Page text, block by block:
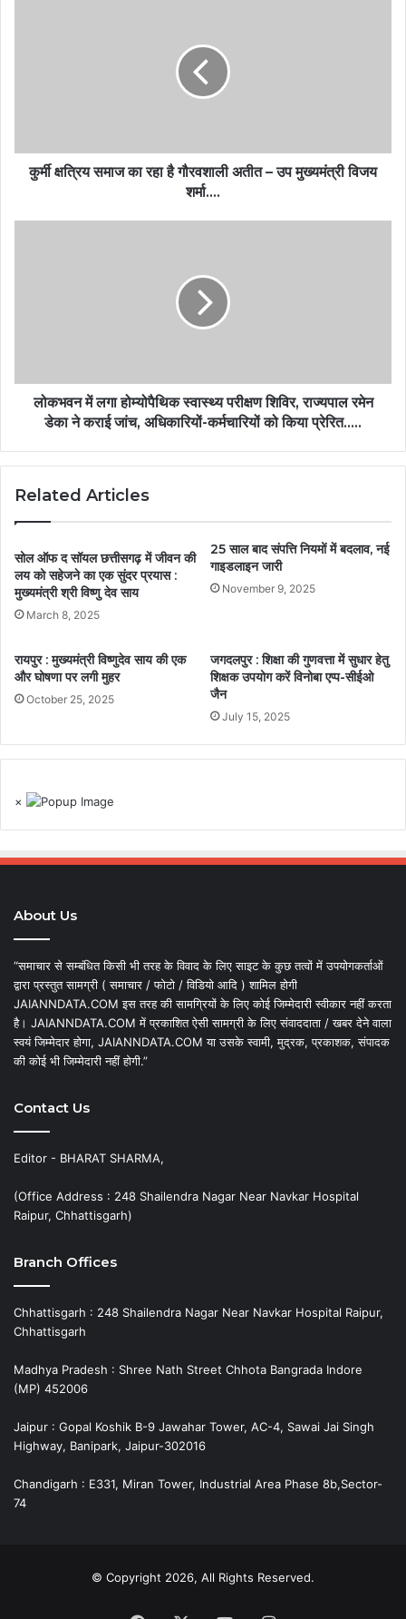
कुर्मी क्षत्रिय समाज का रहा है गौरवशाली अतीत – उप मुख्यमंत्री विजय
शर्मा….
लोकभवन में लगा होम्योपैथिक स्वास्थ्य परीक्षण शिविर, राज्यपाल रमेन
डेका ने कराई जांच, अधिकारियों-कर्मचारियों को किया प्रेरित…..
Related Articles
सोल ऑफ द सॉयल छत्तीसगढ़ में जीवन की
लय को सहेजने का एक सुंदर प्रयास :
मुख्यमंत्री श्री विष्णु देव साय
March 8, 2025
25 साल बाद संपत्ति नियमों में बदलाव, नई
गाइडलाइन जारी
November 9, 2025
रायपुर : मुख्यमंत्री विष्णुदेव साय की एक
और घोषणा पर लगी मुहर
October 25, 2025
जगदलपुर : शिक्षा की गुणवत्ता में सुधार हेतु
शिक्षक उपयोग करें विनोबा एप्प-सीईओ
जैन
July 15, 2025
×
About Us
“समाचार से सम्बंधित किसी भी तरह के विवाद के लिए साइट के कुछ तत्वों में उपयोगकर्ताओं
द्वारा प्रस्तुत सामग्री ( समाचार / फोटो / विडियो आदि ) शामिल होगी
JAIANNDATA.COM इस तरह की सामग्रियों के लिए कोई जिम्मेदारी स्वीकार नहीं करता
है। JAIANNDATA.COM में प्रकाशित ऐसी सामग्री के लिए संवाददाता / खबर देने वाला
स्वयं जिम्मेदार होगा, JAIANNDATA.COM या उसके स्वामी, मुद्रक, प्रकाशक, संपादक
की कोई भी जिम्मेदारी नहीं होगी.”
Contact Us
Editor - BHARAT SHARMA,
(Office Address : 248 Shailendra Nagar Near Navkar Hospital
Raipur, Chhattisgarh)
Branch Offices
Chhattisgarh : 248 Shailendra Nagar Near Navkar Hospital Raipur,
Chhattisgarh
Madhya Pradesh : Shree Nath Street Chhota Bangrada Indore
(MP) 452006
Jaipur : Gopal Koshik B-9 Jawahar Tower, AC-4, Sawai Jai Singh
Highway, Banipark, Jaipur-302016
Chandigarh : E331, Miran Tower, Industrial Area Phase 8b,Sector-
74
© Copyright 2026, All Rights Reserved.